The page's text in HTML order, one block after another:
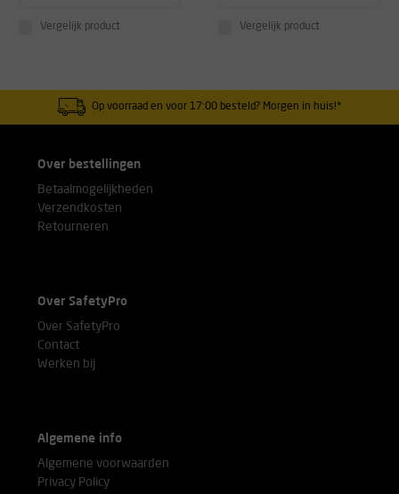
Vergelijk product Vergelijk product
Op voorraad en voor 17:00 besteld? Morgen in huis!*
Over bestellingen
Betaalmogelijkheden
Verzendkosten
Retourneren
Over SafetyPro
Over SafetyPro
Contact
Werken bij
Algemene info
Algemene voorwaarden
Privacy Policy